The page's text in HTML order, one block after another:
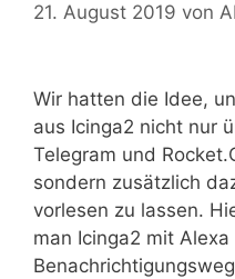
21. August 2019 von
Wir hatten die Idee,
aus Icinga2 nicht nur
Telegram und
sondern zusätzlich
vorlesen zu lassen.
man Icinga2 mit Alexa